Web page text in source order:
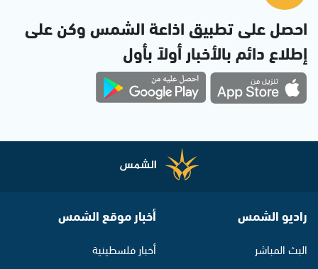
احصل على تطبيق اذاعة الشمس وكن على
إطلاع دائم بالأخبار أولاً بأول
راديو الشمس
البث المباشر
أخبار موقع الشمس
أخبار فلسطينية